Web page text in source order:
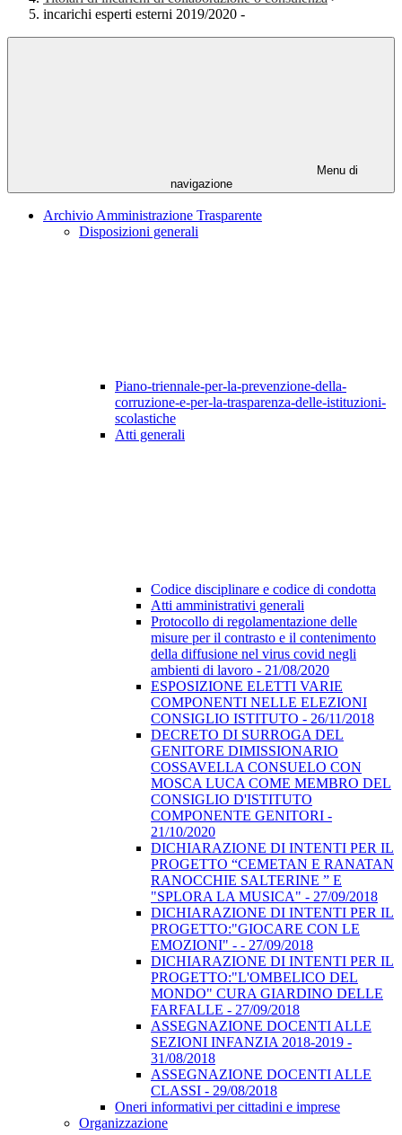
incarichi esperti esterni 2019/2020 -
Menu di
navigazione
Archivio Amministrazione Trasparente
Disposizioni generali
Piano-triennale-per-la-prevenzione-della-
corruzione-e-per-la-trasparenza-delle-istituzioni-
scolastiche
Atti generali
Codice disciplinare e codice di condotta
Atti amministrativi generali
Protocollo di regolamentazione delle
misure per il contrasto e il contenimento
della diffusione nel virus covid negli
ambienti di lavoro - 21/08/2020
ESPOSIZIONE ELETTI VARIE
COMPONENTI NELLE ELEZIONI
CONSIGLIO ISTITUTO - 26/11/2018
DECRETO DI SURROGA DEL
GENITORE DIMISSIONARIO
COSSAVELLA CONSUELO CON
MOSCA LUCA COME MEMBRO DEL
CONSIGLIO D'ISTITUTO
COMPONENTE GENITORI -
21/10/2020
DICHIARAZIONE DI INTENTI PER IL
PROGETTO “CEMETAN E RANATAN
RANOCCHIE SALTERINE ” E
"SPLORA LA MUSICA" - 27/09/2018
DICHIARAZIONE DI INTENTI PER IL
PROGETTO:"GIOCARE CON LE
EMOZIONI" - - 27/09/2018
DICHIARAZIONE DI INTENTI PER IL
PROGETTO:"L'OMBELICO DEL
MONDO" CURA GIARDINO DELLE
FARFALLE - 27/09/2018
ASSEGNAZIONE DOCENTI ALLE
SEZIONI INFANZIA 2018-2019 -
31/08/2018
ASSEGNAZIONE DOCENTI ALLE
CLASSI - 29/08/2018
Oneri informativi per cittadini e imprese
Organizzazione